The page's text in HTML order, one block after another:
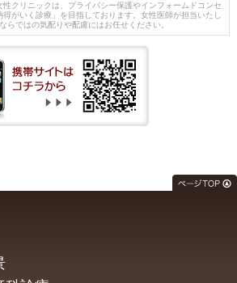
クリニックは、プライバシー保護やインフォームドコンセ
がいく診療」を目指しております。女性医師が担当いたし
らではの気配りや配慮にはお任せください。